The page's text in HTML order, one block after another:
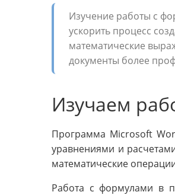
Изучение работы с
ускорить процесс
математические
документы более
Изучаем
Программа Microsoft
уравнениями и
математические
Работа с формулами в